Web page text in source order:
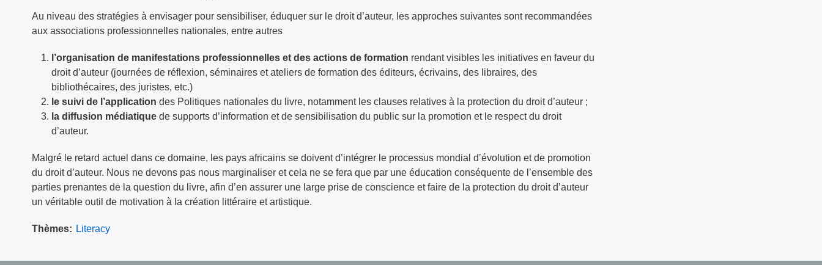
Au niveau des stratégies à envisager pour sensibiliser, éduquer sur le droit d’auteur, les approches suivantes sont recommandées
aux associations professionnelles nationales, entre autres
l’organisation de manifestations professionnelles et des actions de formation rendant visibles les initiatives en faveur du
droit d’auteur (journées de réflexion, séminaires et ateliers de formation des éditeurs, écrivains, des libraires, des
bibliothécaires, des juristes, etc.)
le suivi de l’application des Politiques nationales du livre, notamment les clauses relatives à la protection du droit d’auteur ;
la diffusion médiatique de supports d’information et de sensibilisation du public sur la promotion et le respect du droit
d’auteur.
Malgré le retard actuel dans ce domaine, les pays africains se doivent d’intégrer le processus mondial d’évolution et de promotion
du droit d’auteur. Nous ne devons pas nous marginaliser et cela ne se fera que par une éducation conséquente de l’ensemble des
parties prenantes de la question du livre, afin d’en assurer une large prise de conscience et faire de la protection du droit d’auteur
un véritable outil de motivation à la création littéraire et artistique.
Thèmes Literacy